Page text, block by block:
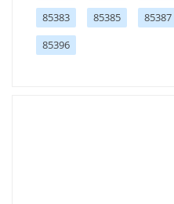
85383
85385 85387
85396